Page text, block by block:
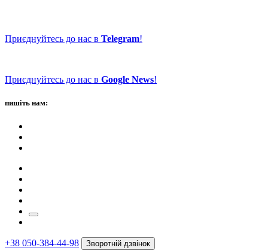
Приєднуйтесь до нас в Telegram!
Приєднуйтесь до нас в Google News!
пишіть нам:
+38 050-384-44-98 Зворотній дзвінок